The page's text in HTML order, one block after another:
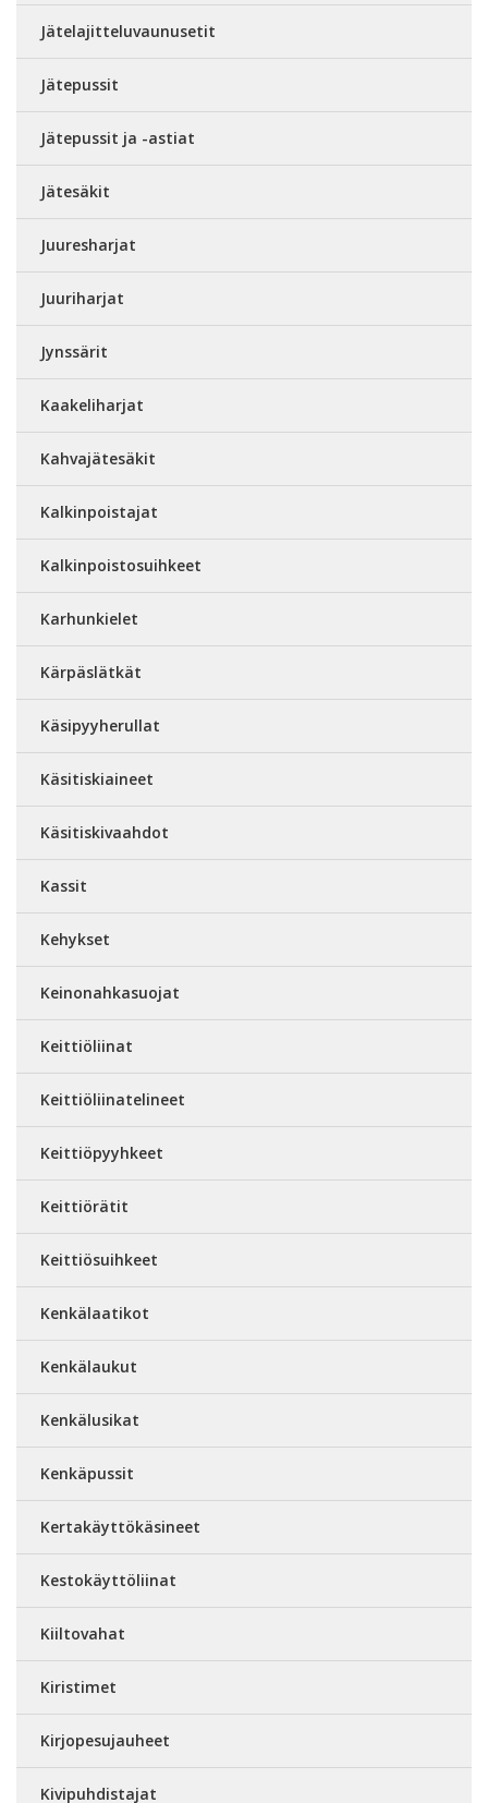
Jätelajitteluvaunusetit
Jätepussit
Jätepussit ja -astiat
Jätesäkit
Juuresharjat
Juuriharjat
Jynssärit
Kaakeliharjat
Kahvajätesäkit
Kalkinpoistajat
Kalkinpoistosuihkeet
Karhunkielet
Kärpäslätkät
Käsipyyherullat
Käsitiskiaineet
Käsitiskivaahdot
Kassit
Kehykset
Keinonahkasuojat
Keittiöliinat
Keittiöliinatelineet
Keittiöpyyhkeet
Keittiörätit
Keittiösuihkeet
Kenkälaatikot
Kenkälaukut
Kenkälusikat
Kenkäpussit
Kertakäyttökäsineet
Kestokäyttöliinat
Kiiltovahat
Kiristimet
Kirjopesujauheet
Kivipuhdistajat